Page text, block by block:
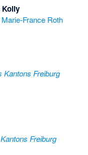
Kolly
Marie-France Roth
Kantons Freiburg
Freiburg